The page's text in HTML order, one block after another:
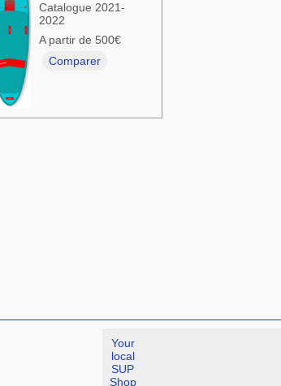
Catalogue 2021-
2022
A partir de 500€
Comparer
Your
local
SUP
Shop